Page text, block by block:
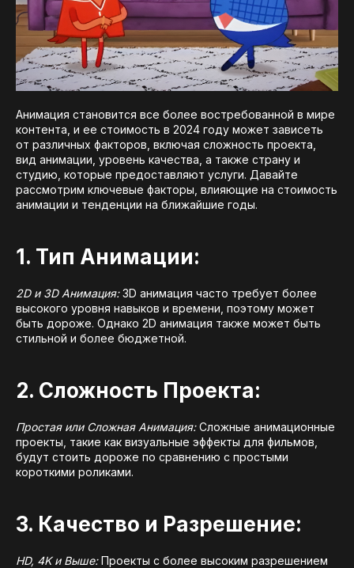
Анимация становится все более востребованной в мире
контента, и ее стоимость в 2024 году может зависеть
от различных факторов, включая сложность проекта,
вид анимации, уровень качества, а также страну и
студию, которые предоставляют услуги. Давайте
рассмотрим ключевые факторы, влияющие на стоимость
анимации и тенденции на ближайшие годы.
1. Тип Анимации:
2D и 3D Анимация:3D анимация часто требует более
высокого уровня навыков и времени, поэтому может
быть дороже. Однако 2D анимация также может быть
стильной и более бюджетной.
2. Сложность Проекта:
Простая или Сложная Анимация:Сложные анимационные
проекты, такие как визуальные эффекты для фильмов,
будут стоить дороже по сравнению с простыми
короткими роликами.
3. Качество и Разрешение:
HD, 4K и Выше:Проекты с более высоким разрешением